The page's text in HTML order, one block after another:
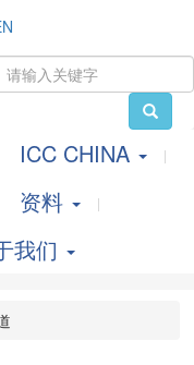
ICC CHINA
资料
我们